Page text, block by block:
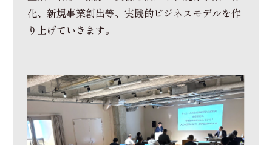
化、新規事業創出等、実践的ビジネスモデルを作
り上げていきます。